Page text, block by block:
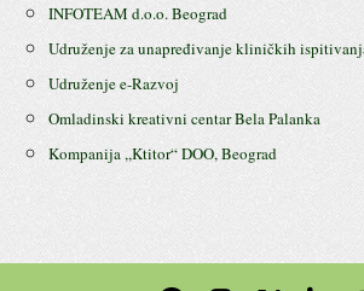
INFOTEAM d.o.o. Beograd
Udruženje za unapređivanje kliničkih
Udruženje e-Razvoj
Omladinski kreativni centar Bela Palanka
Kompanija ,,Ktitor“ DOO, Beograd